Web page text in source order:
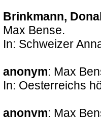
Brinkmann,
Max Bense.
In: Schweizer
anonym: Max
In: Oesterreichs
anonym: Max